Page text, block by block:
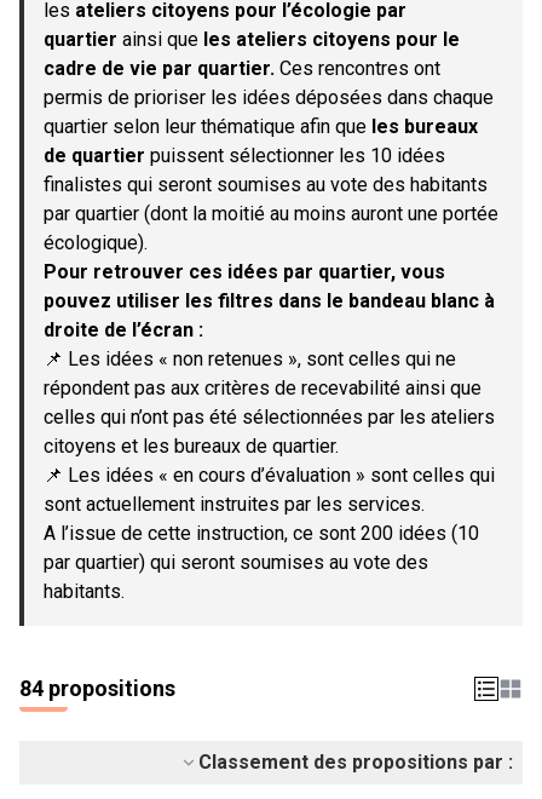
les ateliers citoyens pour l’écologie par
quartier ainsi que les ateliers citoyens pour le
cadre de vie par quartier. Ces rencontres ont
permis de prioriser les idées déposées dans chaque
quartier selon leur thématique afin que les bureaux
de quartier puissent sélectionner les 10 idées
finalistes qui seront soumises au vote des habitants
par quartier (dont la moitié au moins auront une portée
écologique).
Pour retrouver ces idées par quartier, vous
pouvez utiliser les filtres dans le bandeau blanc à
droite de l’écran :
📌 Les idées « non retenues », sont celles qui ne
répondent pas aux critères de recevabilité ainsi que
celles qui n’ont pas été sélectionnées par les ateliers
citoyens et les bureaux de quartier.
📌 Les idées « en cours d’évaluation » sont celles qui
sont actuellement instruites par les services.
A l’issue de cette instruction, ce sont 200 idées (10
par quartier) qui seront soumises au vote des
habitants.
84 propositions
Classement des propositions par :